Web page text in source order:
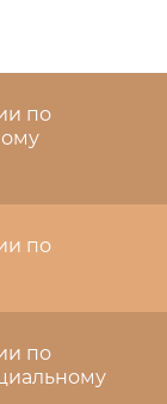
по
по
по